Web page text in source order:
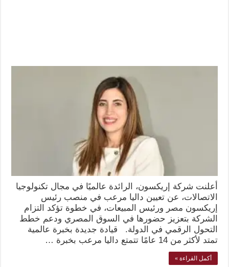
أعلنت شركة إريكسون، الرائدة عالميًا في مجال تكنولوجيا
الاتصالات، عن تعيين داليا مرعب في منصب رئيس
إريكسون مصر ورئيس المبيعات، في خطوة تؤكد التزام
الشركة بتعزيز حضورها في السوق المصري ودعم خطط
التحول الرقمي في الدولة. قيادة جديدة بخبرة عالمية
تمتد لأكثر من 14 عامًا تتمتع داليا مرعب بخبرة …
أكمل القراءة »